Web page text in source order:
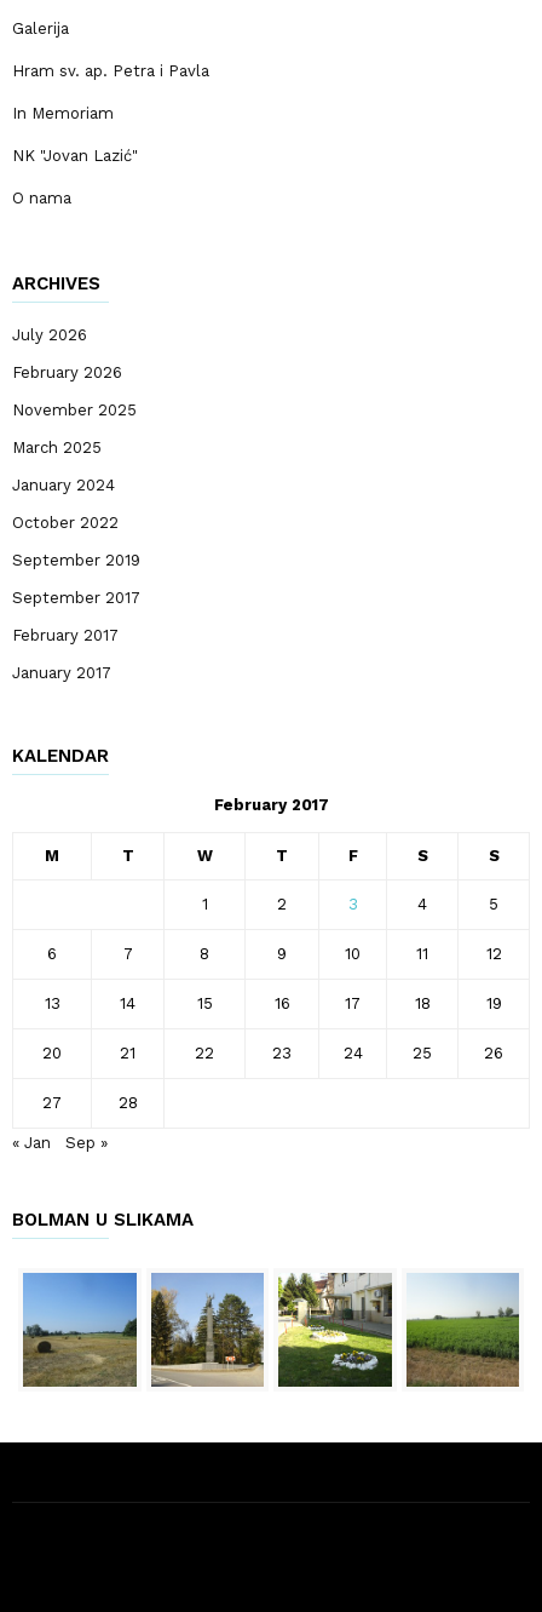
Galerija
Hram sv. ap. Petra i Pavla
In Memoriam
NK "Jovan Lazić"
O nama
ARCHIVES
July 2026
February 2026
November 2025
March 2025
January 2024
October 2022
September 2019
September 2017
February 2017
January 2017
KALENDAR
February 2017
M T W T F S S
1 2 3 4 5
6 7 8 9 10 11 12
13 14 15 16 17 18 19
20 21 22 23 24 25 26
27 28
« Jan Sep »
BOLMAN U SLIKAMA